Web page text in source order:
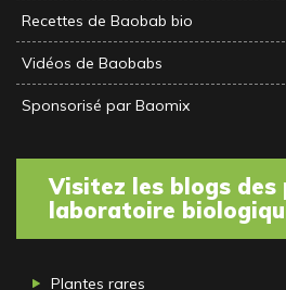
Recettes de Baobab bio
Vidéos de Baobabs
Sponsorisé par Baomix
Visitez les blogs des
laboratoire
Plantes rares